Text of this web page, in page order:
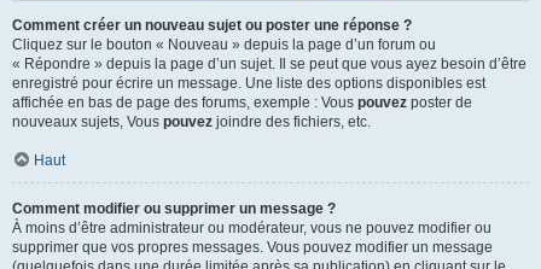
Comment créer un nouveau sujet ou poster une réponse ?
Cliquez sur le bouton « Nouveau » depuis la page d’un forum ou
« Répondre » depuis la page d’un sujet. Il se peut que vous ayez besoin d’être
enregistré pour écrire un message. Une liste des options disponibles est
affichée en bas de page des forums, exemple : Vous pouvez poster de
nouveaux sujets, Vous pouvez joindre des fichiers, etc.
Haut
Comment modifier ou supprimer un message ?
À moins d’être administrateur ou modérateur, vous ne pouvez modifier ou
supprimer que vos propres messages. Vous pouvez modifier un message